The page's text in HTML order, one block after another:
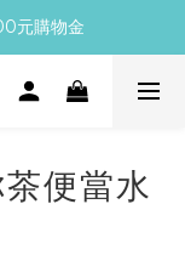
元購物金
便當水